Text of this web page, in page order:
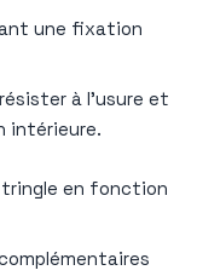
une fixation
à l’usure et
intérieure.
tringle en fonction